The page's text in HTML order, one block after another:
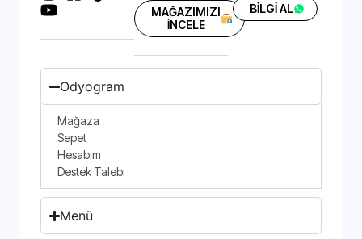
MAĞAZIMIZI
İNCELE
BİLGİ AL
Odyogram
Mağaza
Sepet
Hesabım
Destek Talebi
Menü